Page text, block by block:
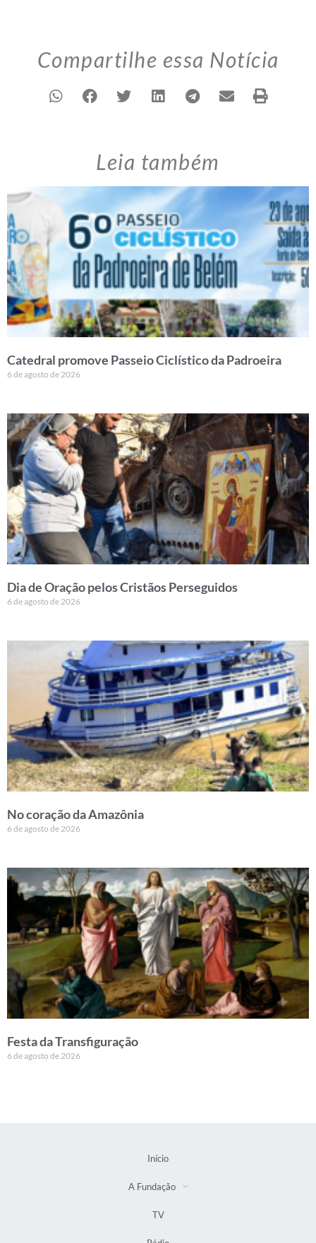
Compartilhe essa Notícia
Leia também
Catedral promove Passeio Ciclístico da Padroeira
6 de agosto de 2026
Dia de Oração pelos Cristãos Perseguidos
6 de agosto de 2026
No coração da Amazônia
6 de agosto de 2026
Festa da Transfiguração
6 de agosto de 2026
Início
A Fundação
TV